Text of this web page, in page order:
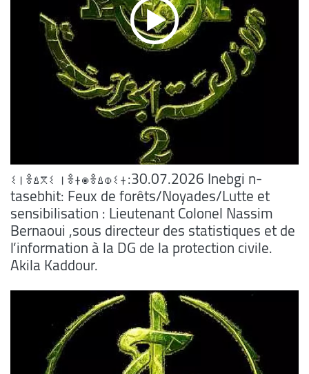
ⵉⵏⴻⵠⴳⵉ ⵏⴻⵜⵙⴻⵠⵀⵉⵜ:30.07.2026 Inebgi n-
tasebhit: Feux de forêts/Noyades/Lutte et
sensibilisation : Lieutenant Colonel Nassim
Bernaoui ,sous directeur des statistiques et de
l’information à la DG de la protection civile.
Akila Kaddour.